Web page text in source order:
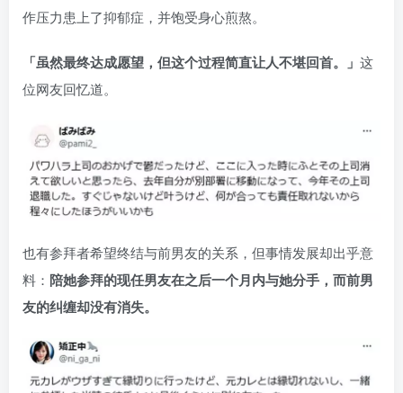
作压力患上了抑郁症，并饱受身心煎熬。
「虽然最终达成愿望，但这个过程简直让人不堪回首。」 这
位网友回忆道。
也有参拜者希望终结与前男友的关系，但事情发展却出乎意
料： 陪她参拜的现任男友在之后一个月内与她分手，而前男
友的纠缠却没有消失。